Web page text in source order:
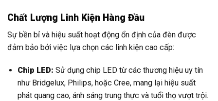
Chất Lượng Linh Kiện Hàng Đầu
Sự bền bỉ và hiệu suất hoạt động ổn định của đèn được
đảm bảo bởi việc lựa chọn các linh kiện cao cấp:
Chip LED: Sử dụng chip LED từ các thương hiệu uy tín
như Bridgelux, Philips, hoặc Cree, mang lại hiệu suất
phát quang cao, ánh sáng trung thực và tuổi thọ vượt trội.